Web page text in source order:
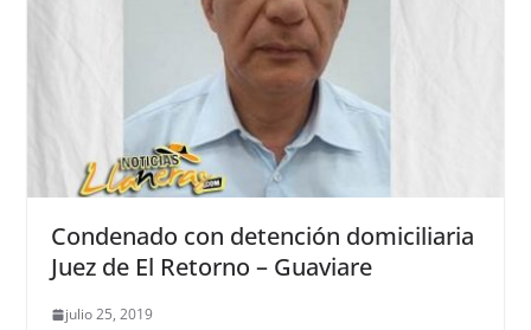
Condenado con detención domiciliaria
Juez de El Retorno – Guaviare
julio 25, 2019